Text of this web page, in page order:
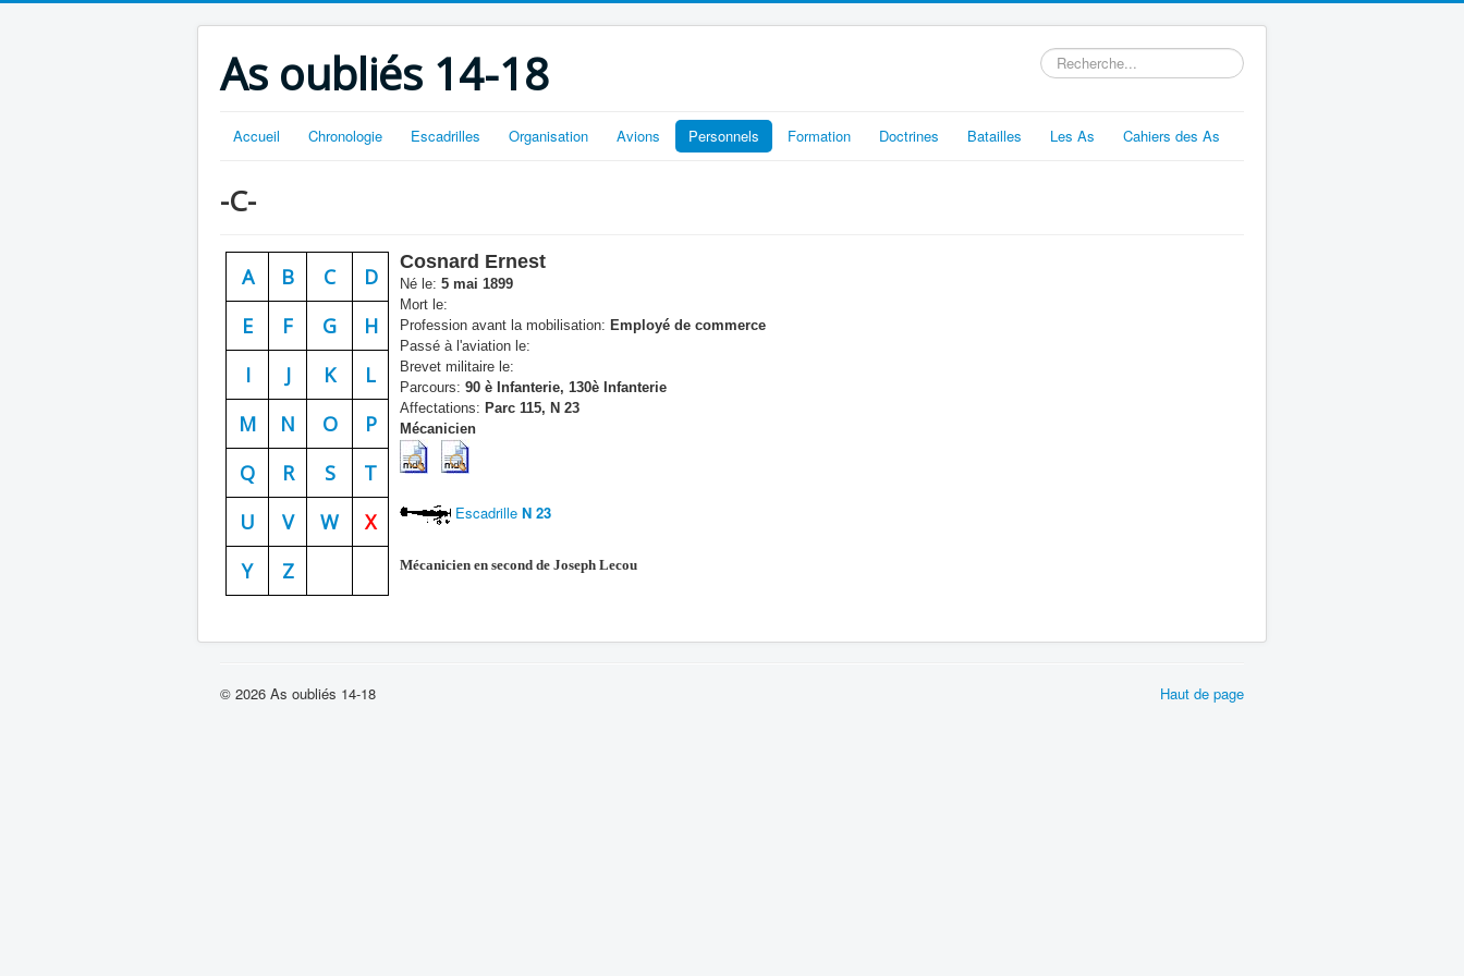
As oubliés 14-18 Rechercher
Accueil Chronologie Escadrilles Organisation Avions Personnels Formation Doctrines Batailles Les As Cahiers des As
-C-
A B C
D
E
F G
H
I
J K
L
M
N O
P
Q
R S
T
U
V W
X
Y
Z
Cosnard Ernest
Né le: 5 mai 1899
Mort le:
Profession avant la mobilisation: Employé de commerce
Passé à l'aviation le:
Brevet militaire le:
Parcours: 90 è Infanterie, 130è Infanterie
Affectations: Parc 115, N 23
Mécanicien
Escadrille N 23
Mécanicien en second de Joseph Lecou
Haut de page
© 2026 As oubliés 14-18